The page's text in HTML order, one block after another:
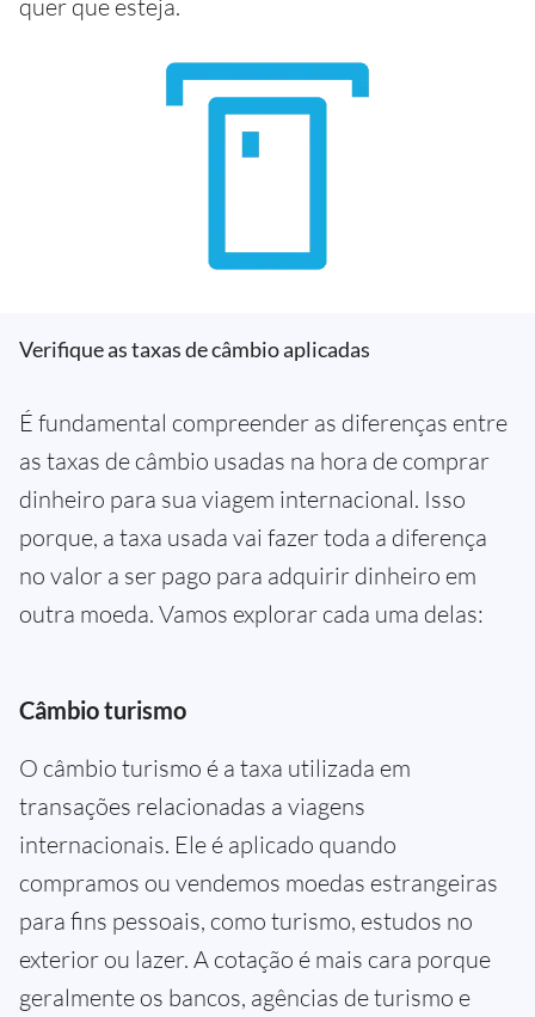
quer que esteja.
Verifique as taxas de câmbio aplicadas
É fundamental compreender as diferenças entre
as taxas de câmbio usadas na hora de comprar
dinheiro para sua viagem internacional. Isso
porque, a taxa usada vai fazer toda a diferença
no valor a ser pago para adquirir dinheiro em
outra moeda. Vamos explorar cada uma delas:
Câmbio turismo
O câmbio turismo é a taxa utilizada em
transações relacionadas a viagens
internacionais. Ele é aplicado quando
compramos ou vendemos moedas estrangeiras
para fins pessoais, como turismo, estudos no
exterior ou lazer. A cotação é mais cara porque
geralmente os bancos, agências de turismo e